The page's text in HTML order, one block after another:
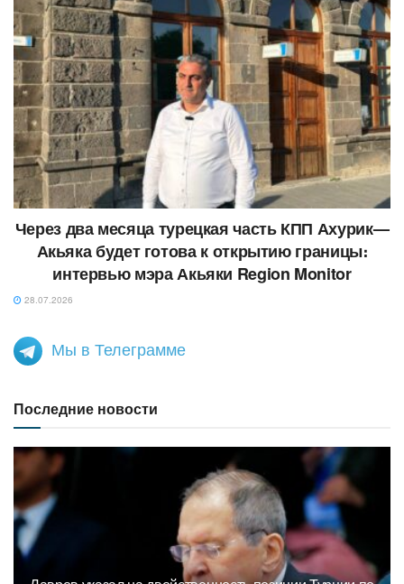
Через два месяца турецкая часть КПП Ахурик—
Акьяка будет готова к открытию границы։
интервью мэра Акьяки Region Monitor
28.07.2026
Мы в Телеграмме
Последние новости